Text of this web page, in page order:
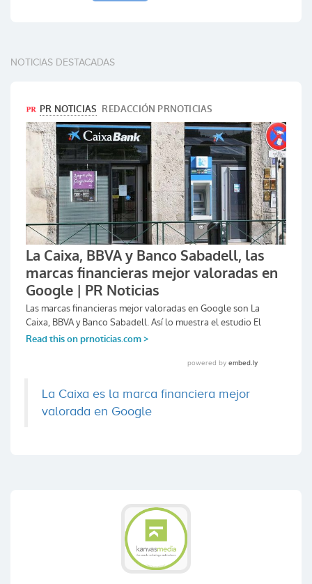
NOTICIAS DESTACADAS
La Caixa es la marca financiera mejor
valorada en Google